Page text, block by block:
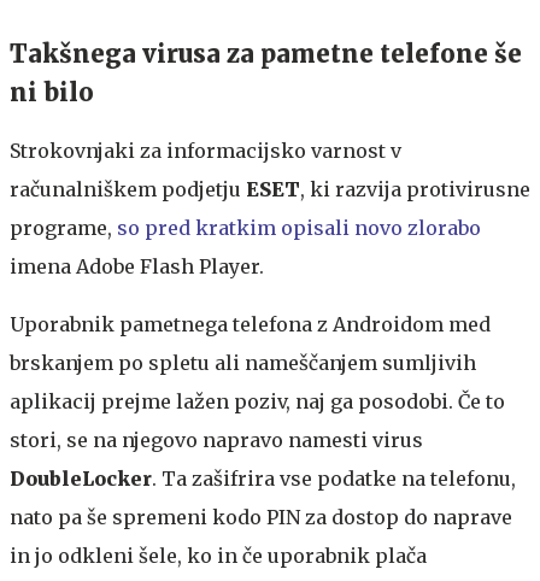
Takšnega virusa za pametne telefone še
ni bilo
Strokovnjaki za informacijsko varnost v
računalniškem podjetju ESET, ki razvija protivirusne
programe, so pred kratkim opisali novo zlorabo
imena Adobe Flash Player.
Uporabnik pametnega telefona z Androidom med
brskanjem po spletu ali nameščanjem sumljivih
aplikacij prejme lažen poziv, naj ga posodobi. Če to
stori, se na njegovo napravo namesti virus
DoubleLocker. Ta zašifrira vse podatke na telefonu,
nato pa še spremeni kodo PIN za dostop do naprave
in jo odkleni šele, ko in če uporabnik plača